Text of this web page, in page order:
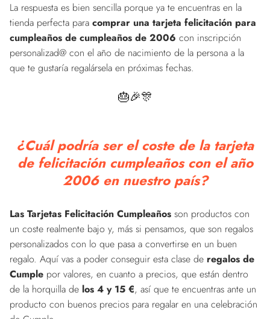
La respuesta es bien sencilla porque ya te encuentras en la
tienda perfecta para comprar una tarjeta felicitación para
cumpleaños de cumpleaños de 2006 con inscripción
personalizad@ con el año de nacimiento de la persona a la
que te gustaría regalársela en próximas fechas.
🎂🎉🎊
¿Cuál podría ser el coste de la tarjeta
de felicitación cumpleaños con el año
2006 en nuestro país?
Las Tarjetas Felicitación Cumpleaños son productos con
un coste realmente bajo y, más si pensamos, que son regalos
personalizados con lo que pasa a convertirse en un buen
regalo. Aquí vas a poder conseguir esta clase de regalos de
Cumple por valores, en cuanto a precios, que están dentro
de la horquilla de los 4 y 15 €, así que te encuentras ante un
producto con buenos precios para regalar en una celebración